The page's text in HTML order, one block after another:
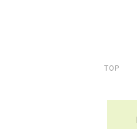
TOP